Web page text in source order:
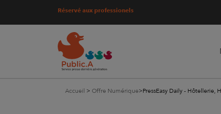
Réservé aux professionels
Accueil > Offre Numérique>PressEasy Daily - Hôtellerie,